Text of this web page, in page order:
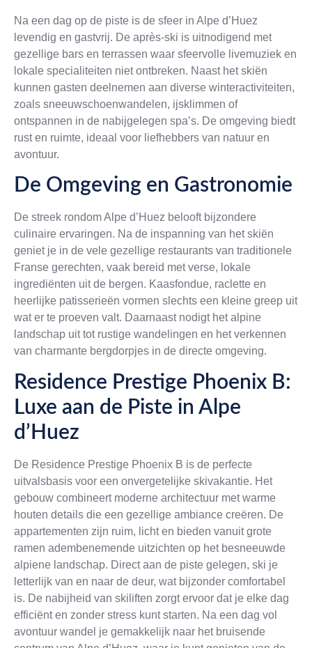
Na een dag op de piste is de sfeer in Alpe d’Huez
levendig en gastvrij. De après-ski is uitnodigend met
gezellige bars en terrassen waar sfeervolle livemuziek en
lokale specialiteiten niet ontbreken. Naast het skiën
kunnen gasten deelnemen aan diverse winteractiviteiten,
zoals sneeuwschoenwandelen, ijsklimmen of
ontspannen in de nabijgelegen spa’s. De omgeving biedt
rust en ruimte, ideaal voor liefhebbers van natuur en
avontuur.
De Omgeving en Gastronomie
De streek rondom Alpe d’Huez belooft bijzondere
culinaire ervaringen. Na de inspanning van het skiën
geniet je in de vele gezellige restaurants van traditionele
Franse gerechten, vaak bereid met verse, lokale
ingrediënten uit de bergen. Kaasfondue, raclette en
heerlijke patisserieën vormen slechts een kleine greep uit
wat er te proeven valt. Daarnaast nodigt het alpine
landschap uit tot rustige wandelingen en het verkennen
van charmante bergdorpjes in de directe omgeving.
Residence Prestige Phoenix B:
Luxe aan de Piste in Alpe
d’Huez
De Residence Prestige Phoenix B is de perfecte
uitvalsbasis voor een onvergetelijke skivakantie. Het
gebouw combineert moderne architectuur met warme
houten details die een gezellige ambiance creëren. De
appartementen zijn ruim, licht en bieden vanuit grote
ramen adembenemende uitzichten op het besneeuwde
alpiene landschap. Direct aan de piste gelegen, ski je
letterlijk van en naar de deur, wat bijzonder comfortabel
is. De nabijheid van skiliften zorgt ervoor dat je elke dag
efficiënt en zonder stress kunt starten. Na een dag vol
avontuur wandel je gemakkelijk naar het bruisende